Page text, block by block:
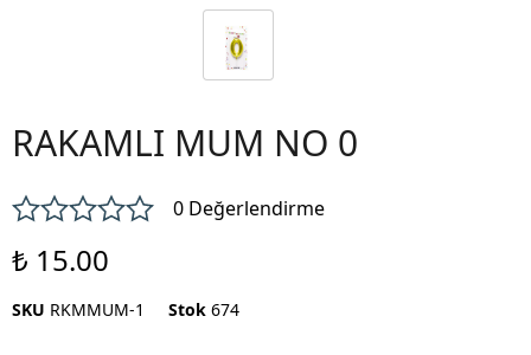
RAKAMLI MUM NO 0
0 Değerlendirme
₺ 15.00
SKU RKMMUM-1 Stok 674